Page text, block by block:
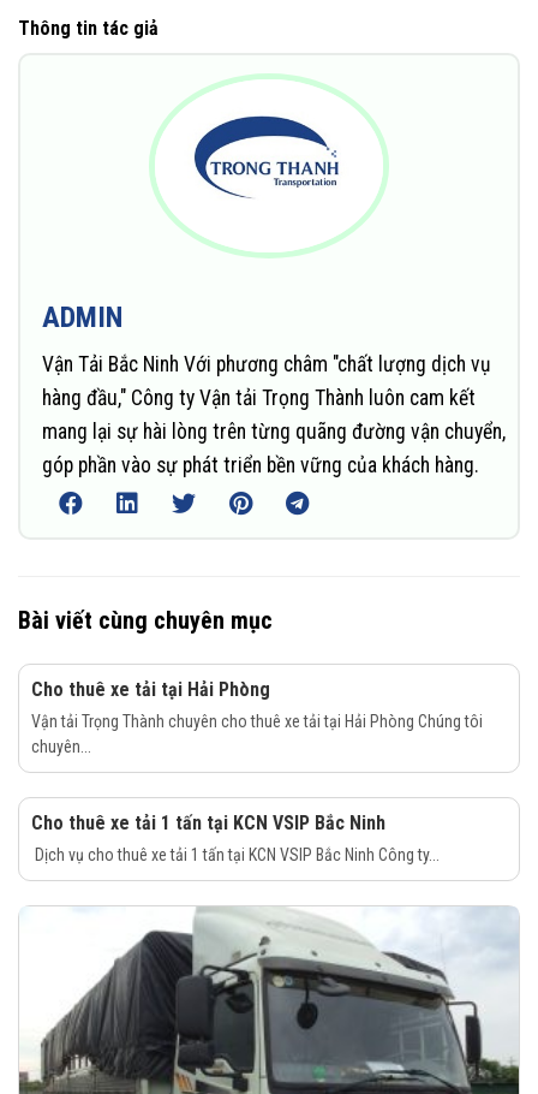
Thông tin tác giả
ADMIN
Vận Tải Bắc Ninh Với phương châm "chất lượng dịch vụ
hàng đầu," Công ty Vận tải Trọng Thành luôn cam kết
mang lại sự hài lòng trên từng quãng đường vận chuyển,
góp phần vào sự phát triển bền vững của khách hàng.
Bài viết cùng chuyên mục
Cho thuê xe tải tại Hải Phòng
Vận tải Trọng Thành chuyên cho thuê xe tải tại Hải Phòng Chúng tôi
chuyên...
Cho thuê xe tải 1 tấn tại KCN VSIP Bắc Ninh
Dịch vụ cho thuê xe tải 1 tấn tại KCN VSIP Bắc Ninh Công ty...